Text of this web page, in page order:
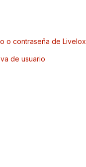
o contraseña de Livelox
de usuario